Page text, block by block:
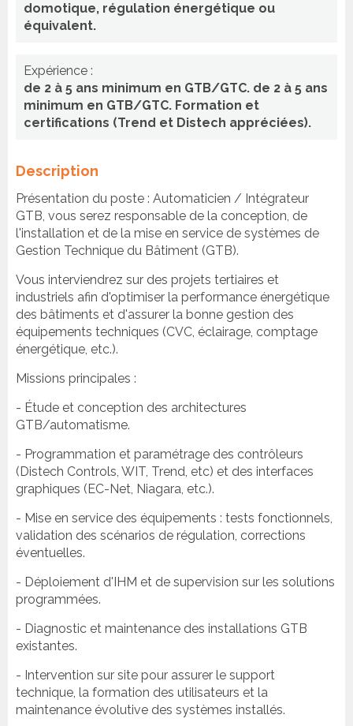
domotique, régulation énergétique ou
équivalent.
Expérience :
de 2 à 5 ans minimum en GTB/GTC. de 2 à 5 ans
minimum en GTB/GTC. Formation et
certifications (Trend et Distech appréciées).
Description
Présentation du poste : Automaticien / Intégrateur
GTB, vous serez responsable de la conception, de
l'installation et de la mise en service de systèmes de
Gestion Technique du Bâtiment (GTB).
Vous interviendrez sur des projets tertiaires et
industriels afin d'optimiser la performance énergétique
des bâtiments et d'assurer la bonne gestion des
équipements techniques (CVC, éclairage, comptage
énergétique, etc.).
Missions principales :
- Étude et conception des architectures
GTB/automatisme.
- Programmation et paramétrage des contrôleurs
(Distech Controls, WIT, Trend, etc) et des interfaces
graphiques (EC-Net, Niagara, etc.).
- Mise en service des équipements : tests fonctionnels,
validation des scénarios de régulation, corrections
éventuelles.
- Déploiement d'IHM et de supervision sur les solutions
programmées.
- Diagnostic et maintenance des installations GTB
existantes.
- Intervention sur site pour assurer le support
technique, la formation des utilisateurs et la
maintenance évolutive des systèmes installés.